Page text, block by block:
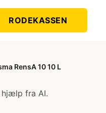
RODEKASSEN
RensA 10 10 L
hjælp fra AI.